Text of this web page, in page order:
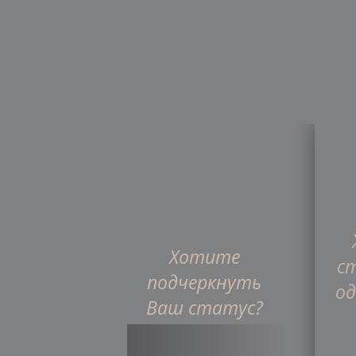
Хотите
подчеркнуть
Ваш статус?
Главная
Франшиза